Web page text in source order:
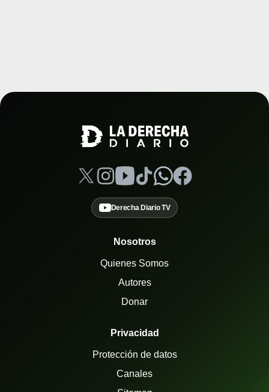
Derecha Diario TV
Nosotros
Quienes Somos
Autores
Donar
Privacidad
Protección de datos
Canales